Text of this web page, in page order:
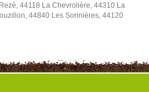
44118 La Chevrolière, 44310 La
44840 Les Sorinières, 44120